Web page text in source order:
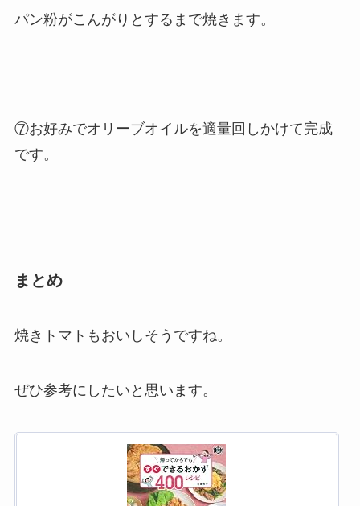
パン粉がこんがりとするまで焼きます。
⑦お好みでオリーブオイルを適量回しかけて完成
です。
まとめ
焼きトマトもおいしそうですね。
ぜひ参考にしたいと思います。